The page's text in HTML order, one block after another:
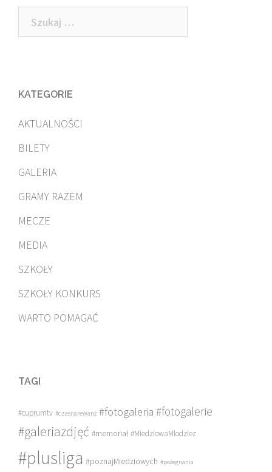
Szukaj:
KATEGORIE
AKTUALNOŚCI
BILETY
GALERIA
GRAMY RAZEM
MECZE
MEDIA
SZKOŁY
SZKOŁY KONKURS
WARTO POMAGAĆ
TAGI
#cuprumtv #czasnarewanż #fotogaleria #fotogalerie
#galeriazdjęć #memoriał #MiedziowaMlodziez
#plusliga #poznajMiedziowych #pożegnania